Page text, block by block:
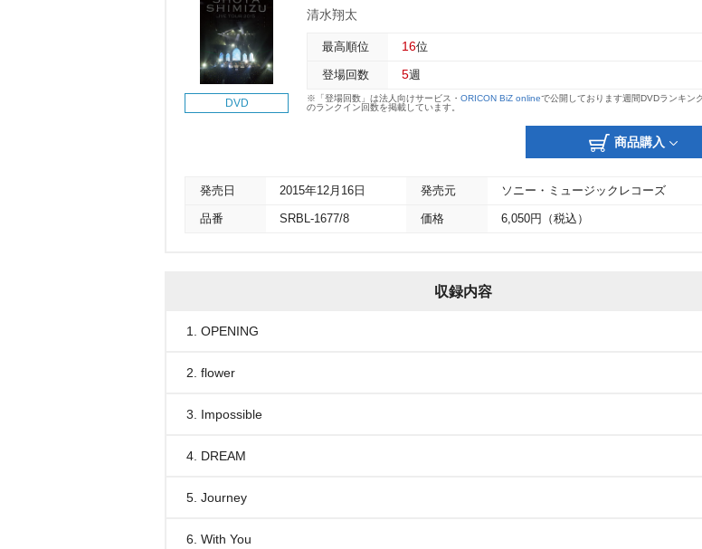
DVD
清水翔太
最高順位 16位
登場回数 5週
※「登場回数」は法人向けサービス・ ORICON BiZ onlineで公開しております週間DVDランキン
のランクイン回数を掲載しています。
商品購入
発売日 2015年12月16日 発売元 ソニー・ミュージックレコーズ
品番 SRBL-1677/8 価格 6,050円（税込）
収録内容
1. OPENING
2. flower
3. Impossible
4. DREAM
5. Journey
6. With You